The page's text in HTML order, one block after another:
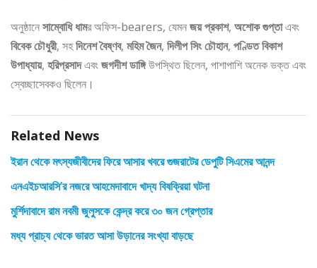
অনুষ্ঠানেসাম্বোধি ধামর অফিস-bearers, যেমনজয় প্রকাশ, অশোক গুপ্তাএবং
বিবেক চৌধুরী, সহদিনেশ বৈষ্ণব, মহিম জৈন, দিলীপ সিং চৌহান, পণ্ডিত বিকাশ
উপাধ্যায়, হরিপ্রসাদএবংজগদীশ ডাঙ্গিউপস্থিত ছিলেন, পাশাপাশি অনেক ভক্ত এবং
স্বেচ্ছাসেবকও ছিলেন।
Related News
ইরান থেকে মৎস্যজীবীদের ফিরে আসার খবরে গুজরাটের ডেপুটি সিএমের আনন্দ
এনএইচআরসি’র নজরে আহমেদাবাদে খাদ্য বিষক্রিয়া ঘটনা
মুর্শিদাবাদে রাম নবমী জুলুসকে কেন্দ্র করে ৩০ জন গ্রেপ্তার
মধ্য প্রাচ্য থেকে ভারত আসা উড়ানের সংখ্যা বাড়ছে